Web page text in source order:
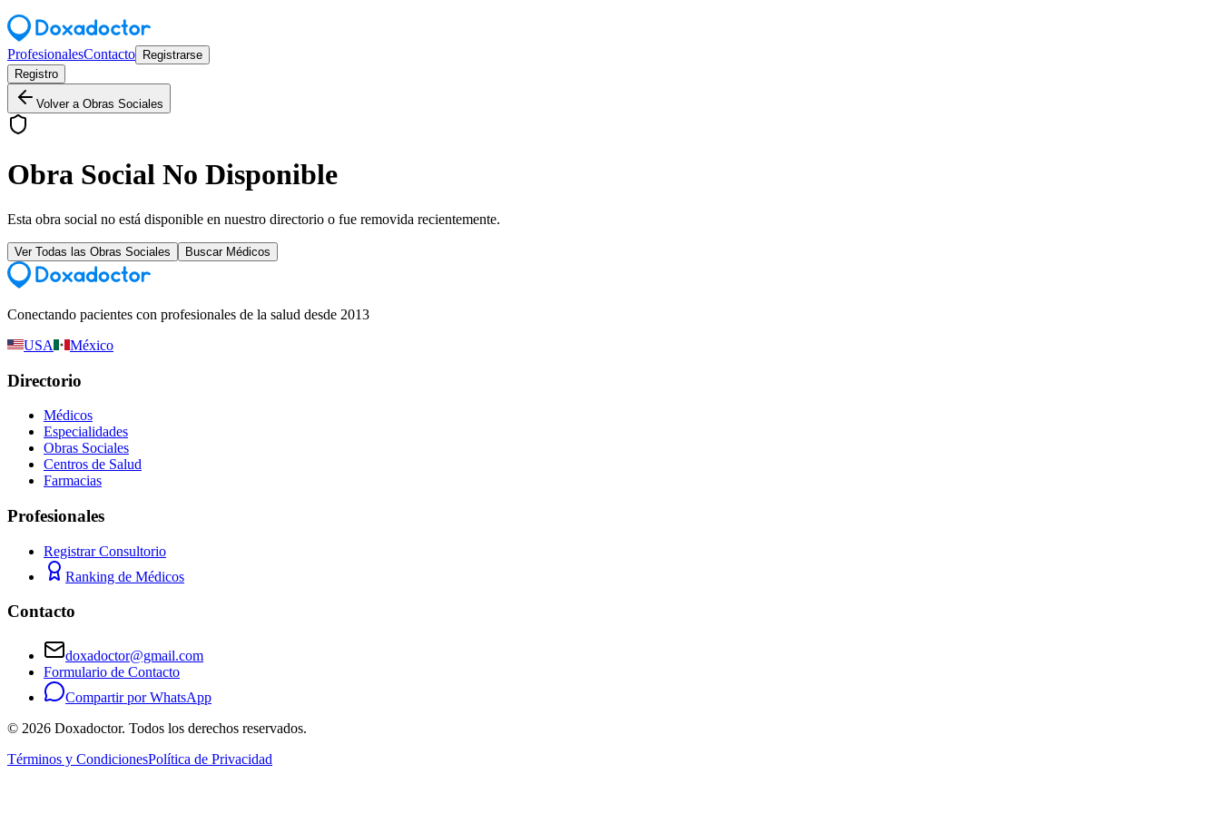
ProfesionalesContacto
Registrarse
Registro
Volver a Obras Sociales
Obra Social No Disponible
Esta obra social no está disponible en nuestro directorio o fue removida recientemente.
Ver Todas las Obras Sociales Buscar Médicos
Conectando pacientes con profesionales de la salud desde 2013
USA
México
Directorio
Médicos
Especialidades
Obras Sociales
Centros de Salud
Farmacias
Profesionales
Registrar Consultorio
Ranking de Médicos
Contacto
doxadoctor@gmail.com
Formulario de Contacto
Compartir por WhatsApp
© 2026 Doxadoctor. Todos los derechos reservados.
Términos y CondicionesPolítica de Privacidad